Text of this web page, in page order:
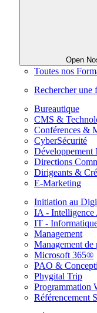
Open
Toutes nos
Rechercher une
Bureautique
CMS &
Conférences &
CyberSécurité
Développement
Directions
Dirigeants &
E-Marketing
Initiation au
IA -
IT -
Management
Management de
Microsoft 365®
PAO &
Phygital Trip
Programmation
Référencement